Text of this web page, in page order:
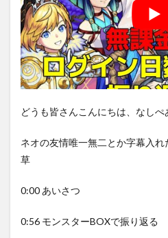
どうも皆さんこんにちは、なしぺ
ネオの友情唯一無二とか字幕入
草
0:00 あいさつ
0:56 モンスターBOXで振り返る